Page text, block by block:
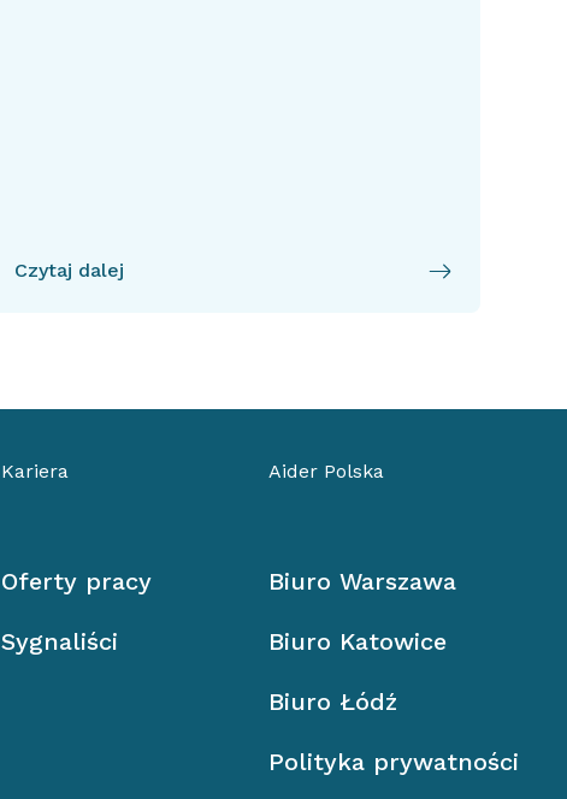
Czytaj dalej
Kariera
Oferty pracy
Sygnaliści
Aider Polska
Biuro Warszawa
Biuro Katowice
Biuro Łódź
Polityka prywatności